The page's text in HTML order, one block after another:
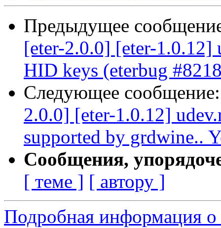
Предыдущее
[eter-2.0.0] [eter-1.0.12]
HID keys (eterbug
Следующее
2.0.0] [eter-1.0.12]
supported by grdwine..
Сообщения,
[ теме ] [ автору ]
Подробная информация о